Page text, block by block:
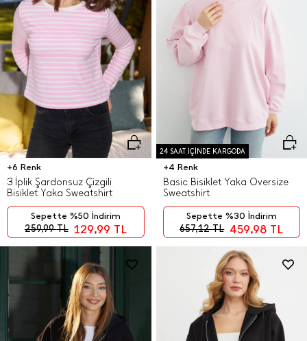
+6 Renk
3 İplik Şardonsuz Çizgili
Bisiklet Yaka Sweatshirt
259,99TL 129,99 TL
Sepette %50 İndirim
24 SAAT İÇİNDE KARGODA
+4 Renk
Basic Bisiklet Yaka Oversize
Sweatshirt
657,12TL 459,98 TL
Sepette %30 İndirim